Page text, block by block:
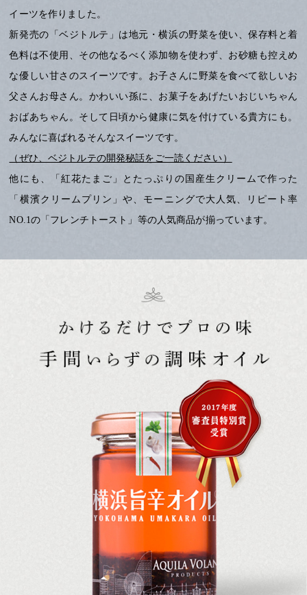
イーツを作りました。
新発売の「ベジトルテ」は地元・横浜の野菜を使い、保存料と着
色料は不使用、その他なるべく添加物を使わず、お砂糖も控えめ
な優しい甘さのスイーツです。お子さんに野菜を食べて欲しいお
父さんお母さん。かわいい孫に、お菓子をあげたいおじいちゃん
おばあちゃん。そして日頃から健康に気を付けている貴方にも。
みんなに喜ばれるそんなスイーツです。
（ぜひ、ベジトルテの開発秘話をご一読ください）
他にも、「紅花たまご」とたっぷりの国産生クリームで作った
「横濱クリームプリン」や、モーニングで大人気、リピート率
NO.1の「フレンチトースト」等の人気商品が揃っています。